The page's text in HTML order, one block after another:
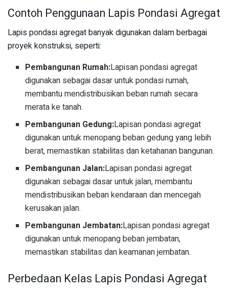
Contoh Penggunaan Lapis Pondasi Agregat
Lapis pondasi agregat banyak digunakan dalam berbagai
proyek konstruksi, seperti:
Pembangunan Rumah:Lapisan pondasi agregat
digunakan sebagai dasar untuk pondasi rumah,
membantu mendistribusikan beban rumah secara
merata ke tanah.
Pembangunan Gedung:Lapisan pondasi agregat
digunakan untuk menopang beban gedung yang lebih
berat, memastikan stabilitas dan ketahanan bangunan.
Pembangunan Jalan:Lapisan pondasi agregat
digunakan sebagai dasar untuk jalan, membantu
mendistribusikan beban kendaraan dan mencegah
kerusakan jalan.
Pembangunan Jembatan:Lapisan pondasi agregat
digunakan untuk menopang beban jembatan,
memastikan stabilitas dan keamanan jembatan.
Perbedaan Kelas Lapis Pondasi Agregat